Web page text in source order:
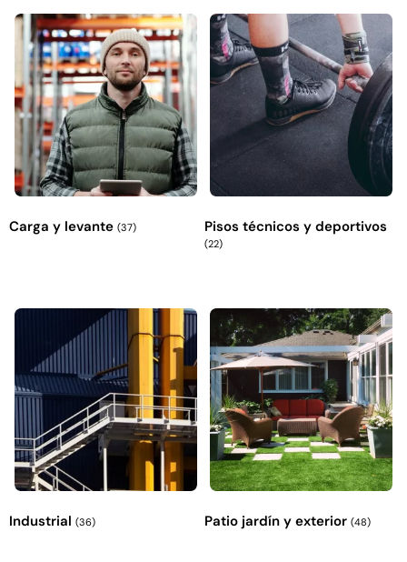
Carga y levante (37) Pisos técnicos y deportivos
(22)
Industrial (36) Patio jardín y exterior (48)